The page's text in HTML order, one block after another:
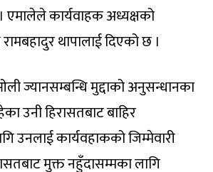
एमालेले कार्यवाहक अध्यक्षको
रामबहादुर थापालाई दिएको छ ।
ज्यानसम्बन्धि मुद्दाको अनुसन्धानका
उनी हिरासतबाट बाहिर
उनलाई कार्यवहाकको जिम्मेवारी
मुक्त नहुँदासम्मका लागि